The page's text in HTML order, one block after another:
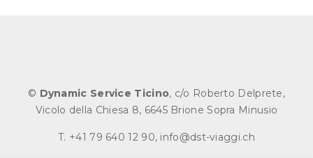
© Dynamic Service Ticino, c/o Roberto Delprete,
Vicolo della Chiesa 8, 6645 Brione Sopra Minusio
T. +41 79 640 12 90, info@dst-viaggi.ch